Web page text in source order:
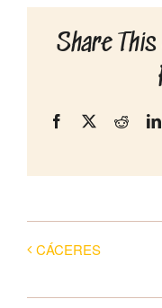
Share
Facebook
X Reddit
CÁCERES
Conciertos
Tienda
Contacto